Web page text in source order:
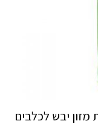
מזון יבש לכלבים